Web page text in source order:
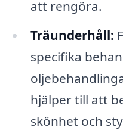
att rengöra.
Träunderhåll:
specifika
hjälper till att
skönhet och